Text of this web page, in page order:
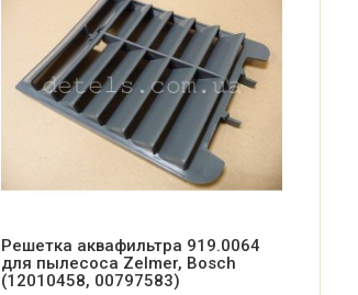
Решетка аквафильтра 919.0064
для пылесоса Zelmer, Bosch
(12010458, 00797583)